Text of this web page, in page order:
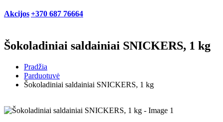
Akcijos+370 687 76664
Šokoladiniai saldainiai SNICKERS, 1 kg
Pradžia
Parduotuvė
Šokoladiniai saldainiai SNICKERS, 1 kg